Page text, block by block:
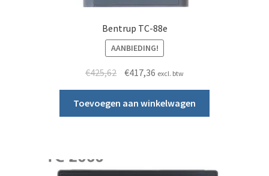
Bentrup TC-88e
AANBIEDING!
€425,62 Oorspronkelijke prijs was: €425,62.
€417,36Huidige prijs is: €417,36.
excl. btw
Toevoegen aan winkelwagen